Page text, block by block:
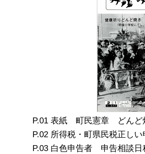
表紙 町民憲章 どんど
所得税・町県民税正し
白色申告者 申告相談